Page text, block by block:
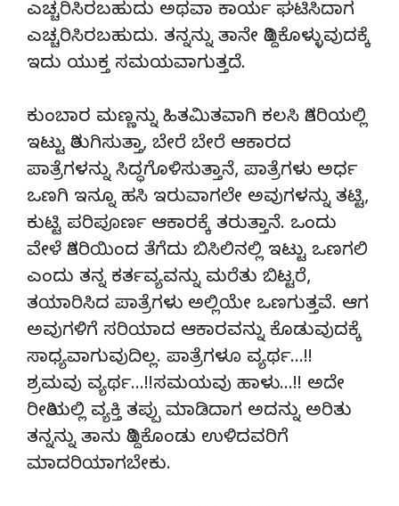
ಎಚ್ಚರಿಸಿರಬಹುದು ಅಥವಾ ಕಾರ್ಯ ಘಟಿಸಿದಾಗ
ಎಚ್ಚರಿಸಿರಬಹುದು. ತನ್ನನ್ನು ತಾನೇ ತಿದ್ದಿಕೊಳ್ಳುವುದಕ್ಕೆ
ಇದು ಯುಕ್ತ ಸಮಯವಾಗುತ್ತದೆ.
ಕುಂಬಾರ ಮಣ್ಣನ್ನು ಹಿತಮಿತವಾಗಿ ಕಲಸಿ ತಿಗರಿಯಲ್ಲಿ
ಇಟ್ಟು ತಿರುಗಿಸುತ್ತಾ, ಬೇರೆ ಬೇರೆ ಆಕಾರದ
ಪಾತ್ರೆಗಳನ್ನು ಸಿದ್ಧಗೊಳಿಸುತ್ತಾನೆ, ಪಾತ್ರೆಗಳು ಅರ್ಧ
ಒಣಗಿ ಇನ್ನೂ ಹಸಿ ಇರುವಾಗಲೇ ಅವುಗಳನ್ನು ತಟ್ಟಿ,
ಕುಟ್ಟಿ ಪರಿಪೂರ್ಣ ಆಕಾರಕ್ಕೆ ತರುತ್ತಾನೆ. ಒಂದು
ವೇಳೆ ತಿಗರಿಯಿಂದ ತೆಗೆದು ಬಿಸಿಲಿನಲ್ಲಿ ಇಟ್ಟು ಒಣಗಲಿ
ಎಂದು ತನ್ನ ಕರ್ತವ್ಯವನ್ನು ಮರೆತು ಬಿಟ್ಟರೆ,
ತಯಾರಿಸಿದ ಪಾತ್ರೆಗಳು ಅಲ್ಲಿಯೇ ಒಣಗುತ್ತವೆ. ಆಗ
ಅವುಗಳಿಗೆ ಸರಿಯಾದ ಆಕಾರವನ್ನು ಕೊಡುವುದಕ್ಕೆ
ಸಾಧ್ಯವಾಗುವುದಿಲ್ಲ. ಪಾತ್ರೆಗಳೂ ವ್ಯರ್ಥ…!!
ಶ್ರಮವು ವ್ಯರ್ಥ…!!ಸಮಯವು ಹಾಳು…!! ಅದೇ
ರೀತಿಯಲ್ಲಿ ವ್ಯಕ್ತಿ ತಪ್ಪು ಮಾಡಿದಾಗ ಅದನ್ನು ಅರಿತು
ತನ್ನನ್ನು ತಾನು ತಿದ್ದಿಕೊಂಡು ಉಳಿದವರಿಗೆ
ಮಾದರಿಯಾಗಬೇಕು.